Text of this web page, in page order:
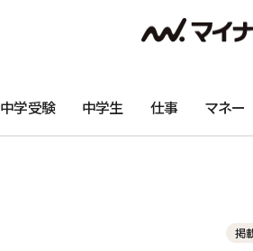
中学受験 中学生 仕事 マネー
掲